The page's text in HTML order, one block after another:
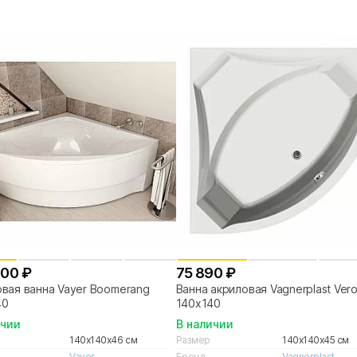
₽
ванна Vayer Boomerang
140x140x46 см
75 890 ₽
Ванна акриловая Vagnerplast
140x140
В наличии
Размер
140x140x45 см